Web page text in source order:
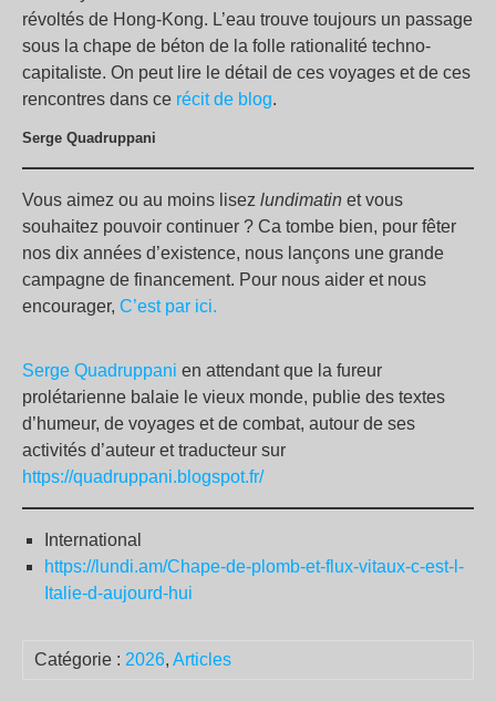
révoltés de Hong-Kong. L’eau trouve toujours un passage
sous la chape de béton de la folle rationalité techno-
capitaliste. On peut lire le détail de ces voyages et de ces
rencontres dans ce récit de blog.
Serge Quadruppani
Vous aimez ou au moins lisez lundimatin et vous
souhaitez pouvoir continuer ? Ca tombe bien, pour fêter
nos dix années d’existence, nous lançons une grande
campagne de financement. Pour nous aider et nous
encourager, C’est par ici.
Serge Quadruppani en attendant que la fureur
prolétarienne balaie le vieux monde, publie des textes
d’humeur, de voyages et de combat, autour de ses
activités d’auteur et traducteur sur
https://quadruppani.blogspot.fr/
International
https://lundi.am/Chape-de-plomb-et-flux-vitaux-c-est-l-
Italie-d-aujourd-hui
Catégorie : 2026, Articles